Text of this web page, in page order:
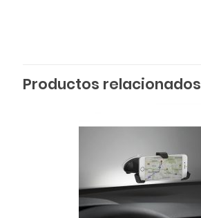
Productos relacionados